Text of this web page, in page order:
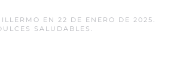
EN 22 DE ENERO DE 2025 .
SALUDABLES .